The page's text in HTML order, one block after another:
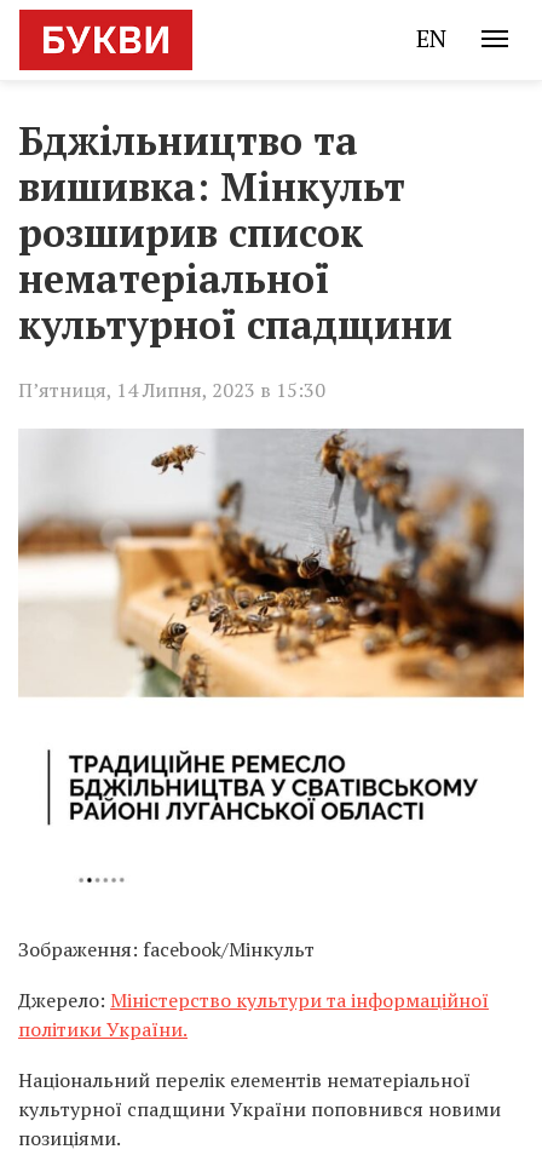
EN
Бджільництво та
вишивка: Мінкульт
розширив список
нематеріальної
культурної спадщини
П’ятниця, 14 Липня, 2023 в 15:30
Зображення: facebook/Мінкульт
Джерело: Міністерство культури та інформаційної
політики України.
Національний перелік елементів нематеріальної
культурної спадщини України поповнився новими
позиціями.